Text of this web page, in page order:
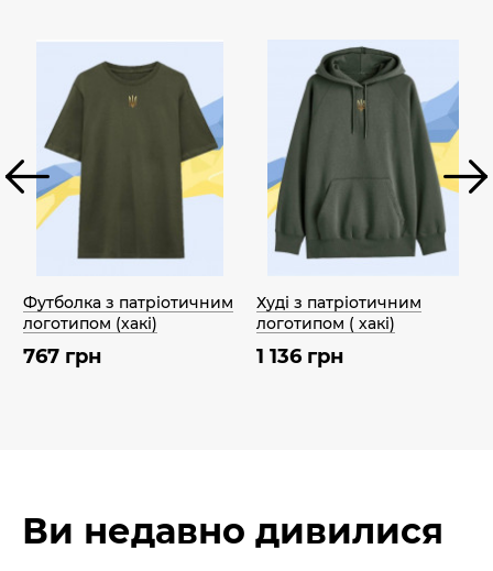
Футболка з патріотичним
логотипом (хакі)
767 грн
Худі з патріотичним
логотипом ( хакі)
1 136 грн
Ви недавно дивилися